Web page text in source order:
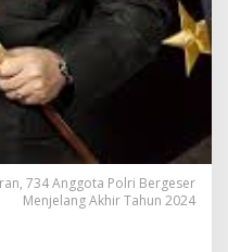
734 Anggota Polri Bergeser
Menjelang Akhir Tahun 2024